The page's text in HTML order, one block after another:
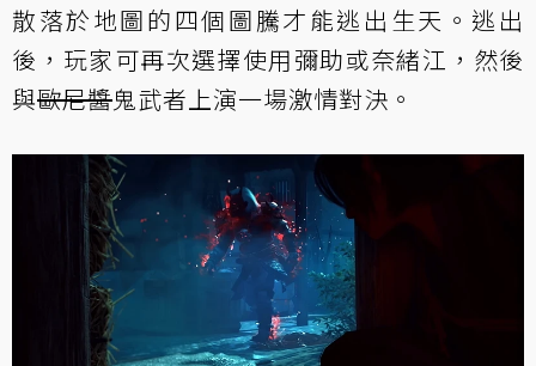
散落於地圖的四個圖騰才能逃出生天。逃出
後，玩家可再次選擇使用彌助或奈緒江，然後
與歐尼醬鬼武者上演一場激情對決。